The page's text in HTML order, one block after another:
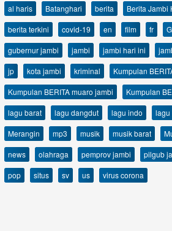
al haris Batanghari berita Berita Jambi
berita terkini
covid-19 en film fr
gubernur jambi
jambi jambi hari ini
jp
kota jambi kriminal
Kumpulan
Kumpulan BERITA muaro jambi
Kumpulan
lagu barat
lagu dangdut lagu indo lagu
Merangin
mp3 musik musik barat
news
olahraga pemprov jambi pilgub
pop
situs sv us virus corona